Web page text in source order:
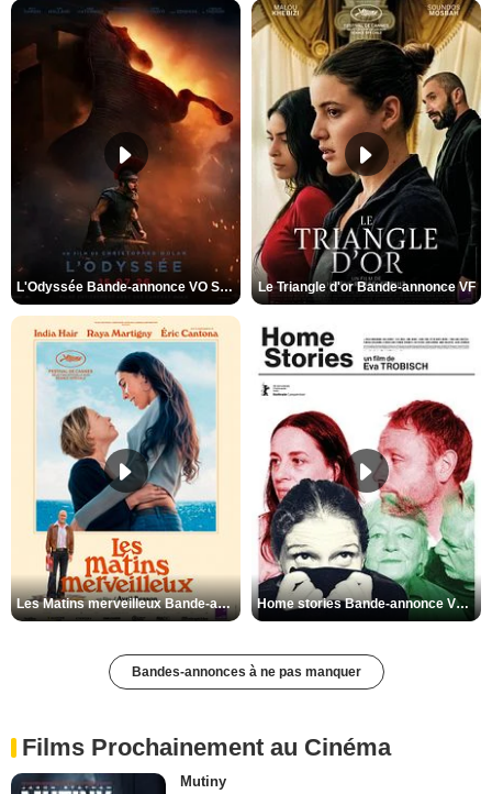
L'Odyssée Bande-annonce VO STFR Le Triangle d'or Bande-annonce VF
Les Matins merveilleux Bande-annonce VF Home stories Bande-annonce VO STFR
Bandes-annonces à ne pas manquer
Films Prochainement au Cinéma
Mutiny